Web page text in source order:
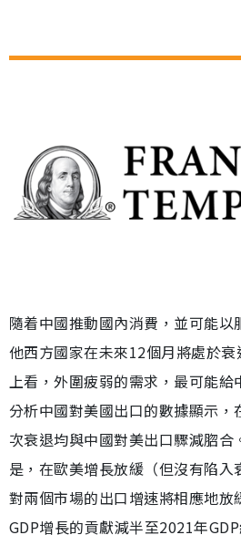
隨着中國推動國內消費，並可能
他西方國家在未來12個月將處於
上看，外圍疲弱的需求，最可能給
分析中國對美國出口的數據顯示，
次衰退均與中國對美出口驟減脗合
是，在歐美增長放緩（但沒有陷入
對兩個市場的出口增速將相應地放
GDP增長的貢獻減半至2021年